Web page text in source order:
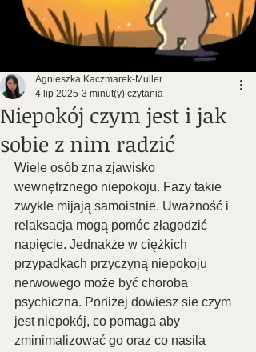
Niepokój czym jest i jak
sobie z nim radzić
Agnieszka Kaczmarek-Muller
4 lip 2025 3 minut(y) czytania
Wiele osób zna zjawisko
wewnętrznego niepokoju. Fazy ​​takie
zwykle mijają samoistnie. Uważność i
relaksacja mogą pomóc złagodzić
napięcie. Jednakże w ciężkich
przypadkach przyczyną niepokoju
nerwowego może być choroba
psychiczna. Poniżej dowiesz sie czym
jest niepokój, co pomaga aby
zminimalizować go oraz co nasila